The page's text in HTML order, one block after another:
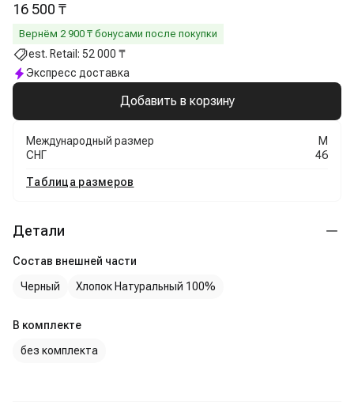
16 500 ₸
Вернём 2 900 ₸ бонусами после покупки
est. Retail: 52 000 ₸
Экспресс доставка
Добавить в корзину
Международный размер
M
СНГ
46
Таблица размеров
Детали
Состав внешней части
Черный
Хлопок Натуральный 100%
В комплекте
без комплекта